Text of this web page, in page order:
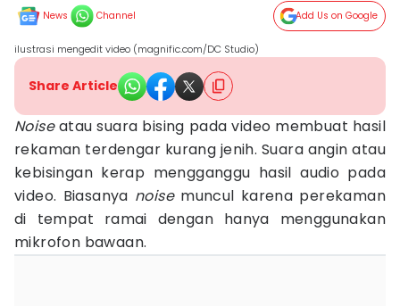
News Channel Add Us on Google
ilustrasi mengedit video (magnific.com/DC Studio)
Share Article
Noiseatau suara bising pada video membuat hasil
rekaman terdengar kurang jenih. Suara angin atau
kebisingan kerap mengganggu hasil audio pada
video. Biasanya noise muncul karena perekaman
di tempat ramai dengan hanya menggunakan
mikrofon bawaan.